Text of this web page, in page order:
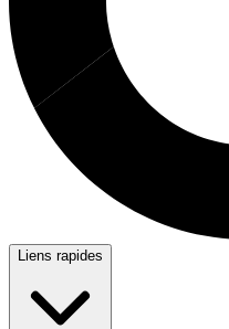
Liens rapides